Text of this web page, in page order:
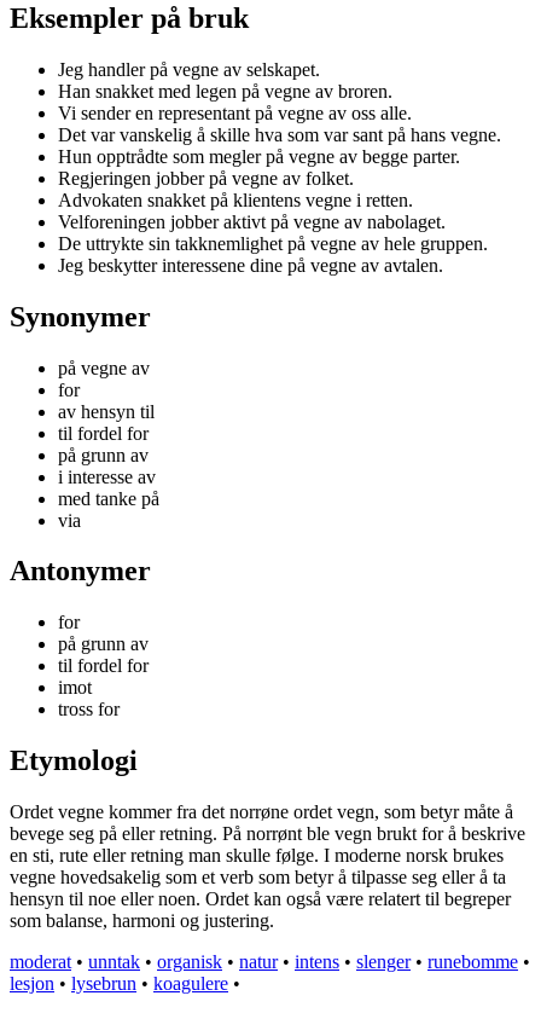
Eksempler på bruk
Jeg handler på vegne av selskapet.
Han snakket med legen på vegne av broren.
Vi sender en representant på vegne av oss alle.
Det var vanskelig å skille hva som var sant på hans vegne.
Hun opptrådte som megler på vegne av begge parter.
Regjeringen jobber på vegne av folket.
Advokaten snakket på klientens vegne i retten.
Velforeningen jobber aktivt på vegne av nabolaget.
De uttrykte sin takknemlighet på vegne av hele gruppen.
Jeg beskytter interessene dine på vegne av avtalen.
Synonymer
på vegne av
for
av hensyn til
til fordel for
på grunn av
i interesse av
med tanke på
via
Antonymer
for
på grunn av
til fordel for
imot
tross for
Etymologi
Ordet vegne kommer fra det norrøne ordet vegn, som betyr måte å
bevege seg på eller retning. På norrønt ble vegn brukt for å beskrive
en sti, rute eller retning man skulle følge. I moderne norsk brukes
vegne hovedsakelig som et verb som betyr å tilpasse seg eller å ta
hensyn til noe eller noen. Ordet kan også være relatert til begreper
som balanse, harmoni og justering.
moderat • unntak • organisk • natur• intens • slenger• runebomme •
lesjon • lysebrun • koagulere •